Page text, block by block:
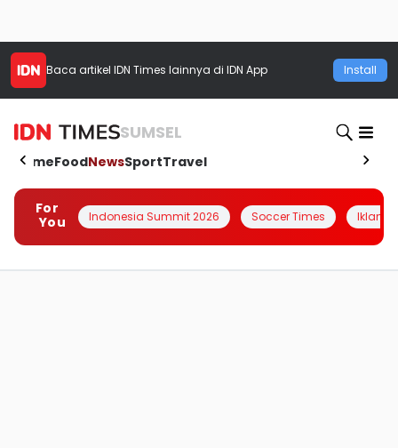
Baca artikel IDN Times lainnya di IDN App Install
SUMSEL
HomeFoodNewsSportTravel
For
You
Indonesia Summit 2026 Soccer Times Iklanin